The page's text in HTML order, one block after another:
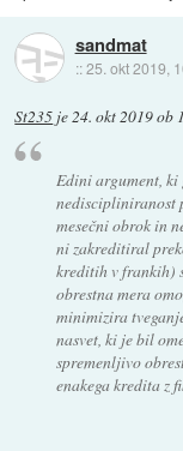
sandmat
::25. okt 2019,
St235 je24. okt 2019 ob
Edini argument, ki
nediscipliniranost
mesečni obrok in
ni zakreditiral
kreditih v frankih)
obrestna mera
minimizira
nasvet, ki je bil
spremenljivo
enakega kredita z